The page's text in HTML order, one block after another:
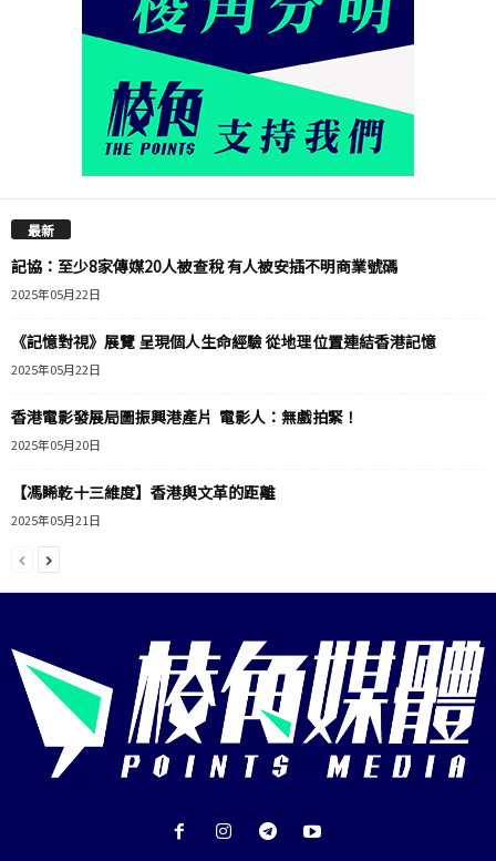
最新
記協：至少8家傳媒20人被查稅 有人被安插不明商業號碼
2025年05月22日
《記憶對視》展覽 呈現個人生命經驗 從地理位置連結香港記憶
2025年05月22日
香港電影發展局圖振興港產片 電影人：無戲拍緊！
2025年05月20日
【馮睎乾十三維度】香港與文革的距離
2025年05月21日